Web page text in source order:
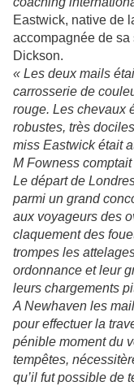
Eastwick, native de
accompagnée de
Dickson.
« Les deux mails
carrosserie de
rouge. Les chevaux
robustes, très
miss Eastwick était
M Fowness
Le départ de
parmi un grand
aux voyageurs des
claquement des
trompes les
ordonnance et leur
leurs chargements
A Newhaven les
pour effectuer la
pénible moment du
tempêtes,
qu’il fut possible de